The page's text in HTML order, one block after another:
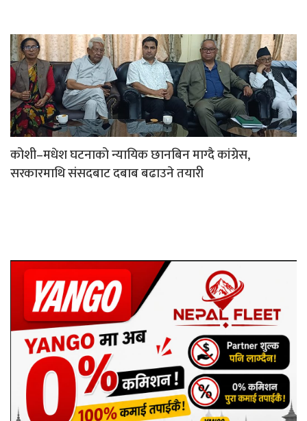
कोशी–मधेश घटनाको न्यायिक छानबिन माग्दै कांग्रेस,
सरकारमाथि संसदबाट दबाब बढाउने तयारी